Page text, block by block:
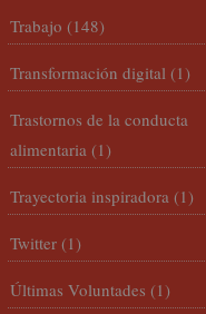
Trabajo (148)
Transformación digital (1)
Trastornos de la conducta
alimentaria (1)
Trayectoria inspiradora (1)
Twitter (1)
Últimas Voluntades (1)